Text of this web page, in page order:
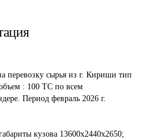
перевозку сырья из г. Кириши тип
: 100 ТС по всем
Период февраль 2026 г.
кузова 13600х2440х2650;